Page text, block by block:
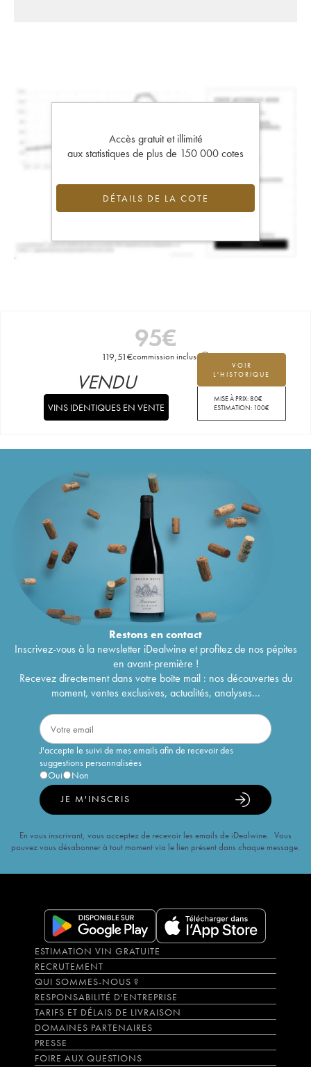
Accès gratuit et illimité
aux statistiques de plus de 150 000 cotes
DÉTAILS DE LA COTE
95€
119,51€commission incluse
VOIR
L'HISTORIQUE
MISE À PRIX:80€
ESTIMATION: 100€
VENDU
VINS IDENTIQUES EN VENTE
Restons encontact
Inscrivez-vous à la newsletter iDealwine et profitez de nos pépites
en avant-première !
Recevez directement dans votre boîte mail : nos découvertes du
moment, ventes exclusives, actualités, analyses...
J'accepte le suivi de mes emails afin de recevoir des
suggestions personnalisées
Oui
Non
JE M'INSCRIS
En vous inscrivant, vous acceptez de recevoir les emails de iDealwine. Vous
pouvez vous désabonner à tout moment via le lien présent dans chaque message.
ESTIMATION VIN GRATUITE
RECRUTEMENT
QUI SOMMES-NOUS ?
RESPONSABILITÉ D'ENTREPRISE
TARIFS ET DÉLAIS DE LIVRAISON
DOMAINES PARTENAIRES
PRESSE
FOIRE AUX QUESTIONS